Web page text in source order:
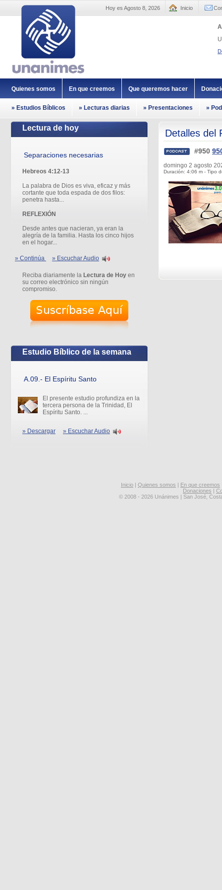
Hoy es Agosto 8, 2026 Inicio
Quienes somos En que creemos Que queremos hacer
» Estudios Bíblicos » Lecturas diarias » Presentaciones »
Lectura de hoy
Separaciones necesarias
Hebreos 4:12-13
La palabra de Dios es viva, eficaz y más
cortante que toda espada de dos filos:
penetra hasta...
REFLEXIÓN
Desde antes que nacieran, ya eran la
alegría de la familia. Hasta los cinco hijos
en el hogar...
» Continúa » Escuchar Audio
Reciba diariamente la Lectura de Hoy en
su correo electrónico sin ningún
compromiso.
Estudio Bíblico de la semana
A.09.- El Espíritu Santo
El presente estudio profundiza en la
tercera persona de la Trinidad, El
Espíritu Santo. ...
» Descargar » Escuchar Audio
Detalles del
#950
domingo 2 agosto
Duración: 4:06 m - Tipo
Inicio | Quienes somos | En que creemos
Donaciones |
© 2008 - 2026 Unánimes | San José,